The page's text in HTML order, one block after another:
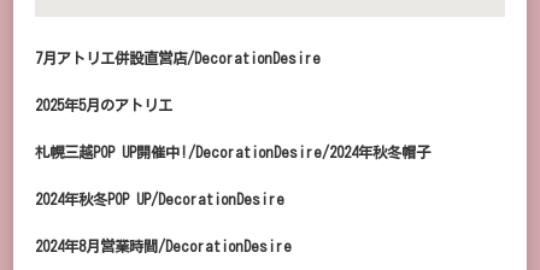
7月アトリエ併設直営店/DecorationDesire
2025年5月のアトリエ
札幌三越POP UP開催中!/DecorationDesire/2024年秋冬帽子
2024年秋冬POP UP/DecorationDesire
2024年8月営業時間/DecorationDesire